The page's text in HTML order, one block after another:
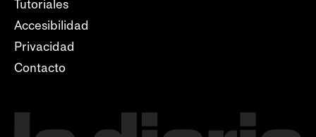
Tutoriales
Accesibilidad
Privacidad
Contacto